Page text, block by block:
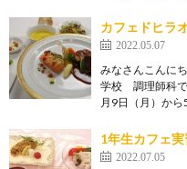
カフェドヒラ
2022.05.07
みなさんこんに
学校 調理師科で
月9日（月）か
1年生カフェ
2022.07.05